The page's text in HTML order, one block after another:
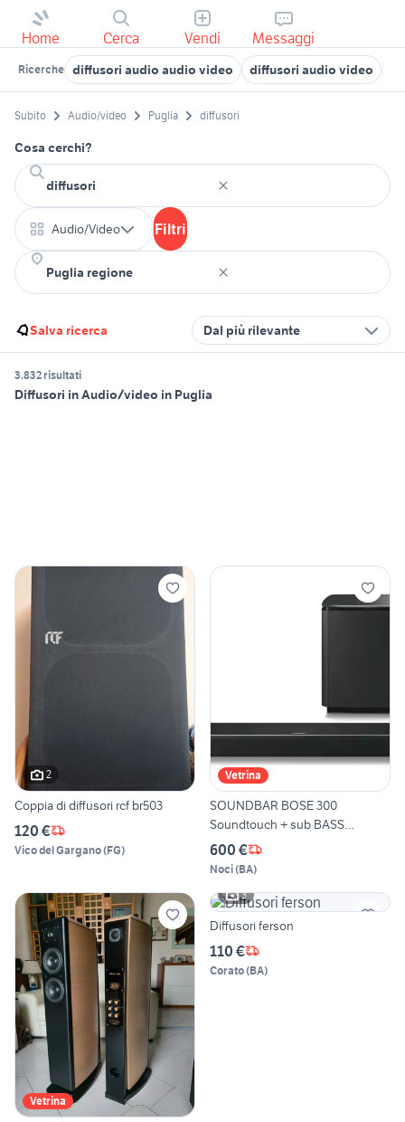
Home Cerca Vendi Messaggi
Ricerche diffusori audio audio video diffusori audio video
Subito Audio/video Puglia diffusori
Cosa cerchi?
Audio/Video Filtri
Salva ricerca Dal più rilevante
3.832 risultati
Diffusori in Audio/video in Puglia
2
Coppia di diffusori rcf br503
120 €
Vico del Gargano(FG)
Vetrina
SOUNDBAR BOSE 300
Soundtouch + sub BASS
MODUL
600 €
Noci(BA)
Vetrina
3
Diffusori ferson
110 €
Corato(BA)